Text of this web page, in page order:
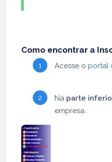
Como encontrar a
Acesse o portal
Na parte
empresa.